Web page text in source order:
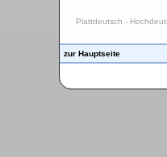
Plattdeutsch -
zur Hauptseite